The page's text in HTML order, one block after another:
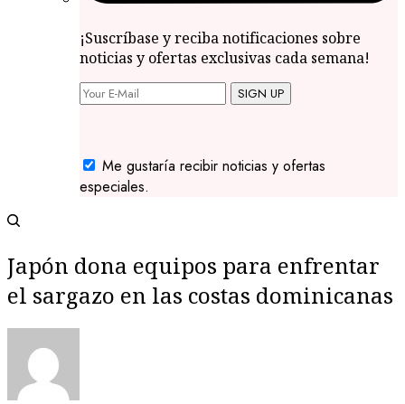
¡Suscríbase y reciba notificaciones sobre
noticias y ofertas exclusivas cada semana!
SIGN UP
Me gustaría recibir noticias y ofertas
especiales.
Japón dona equipos para enfrentar
el sargazo en las costas dominicanas